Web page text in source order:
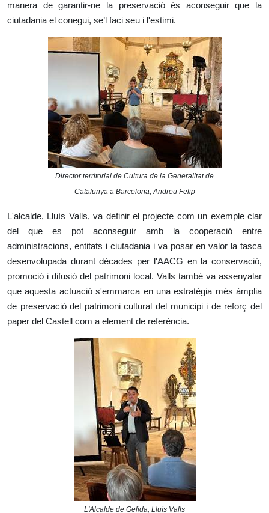
manera de garantir-ne la preservació és aconseguir que la
ciutadania el conegui, se’l faci seu i l'estimi.
Director territorial de Cultura de la Generalitat de
Catalunya a Barcelona, Andreu Felip
L'alcalde, Lluís Valls, va definir el projecte com un exemple clar
del que es pot aconseguir amb la cooperació entre
administracions, entitats i ciutadania i va posar en valor la tasca
desenvolupada durant dècades per l'AACG en la conservació,
promoció i difusió del patrimoni local. Valls també va assenyalar
que aquesta actuació s'emmarca en una estratègia més àmplia
de preservació del patrimoni cultural del municipi i de reforç del
paper del Castell com a element de referència.
L'Alcalde de Gelida, Lluís Valls